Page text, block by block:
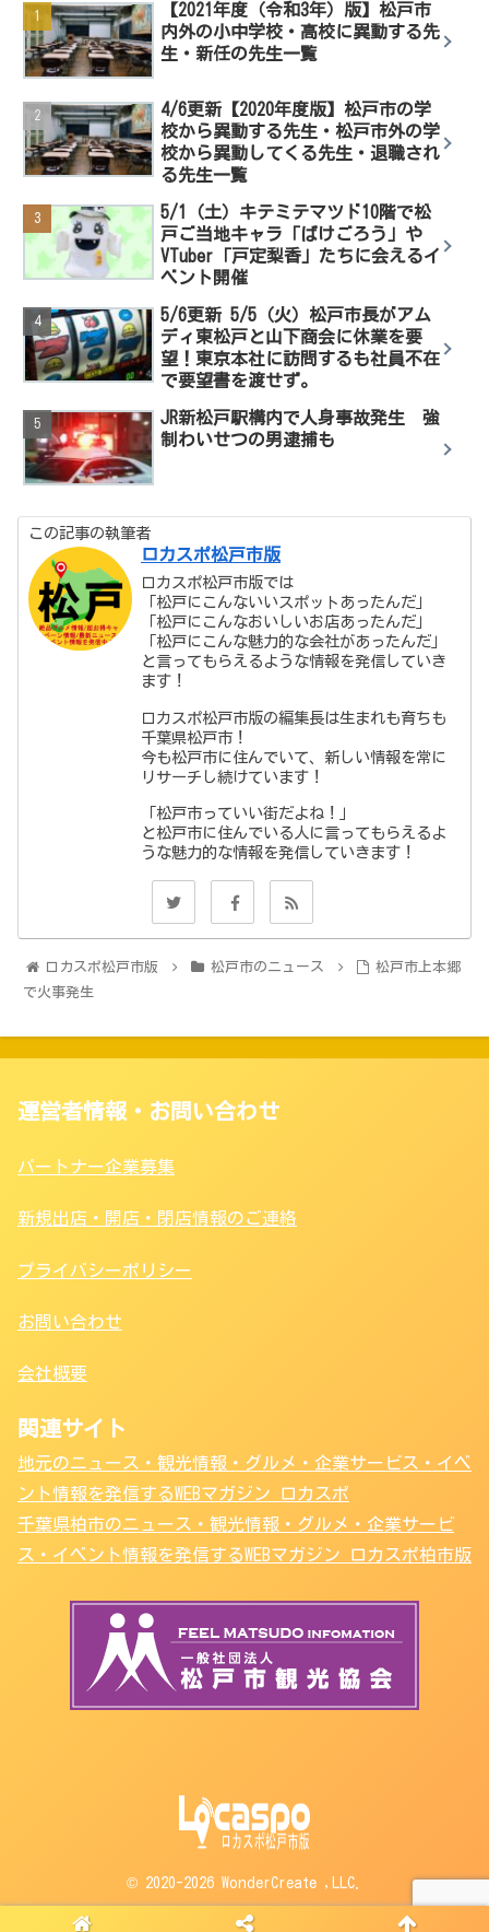
【2021年度（令和3年）版】松戸市
内外の小中学校・高校に異動する先
生・新任の先生一覧
4/6更新【2020年度版】松戸市の学
校から異動する先生・松戸市外の学
校から異動してくる先生・退職され
る先生一覧
5/1（土）キテミテマツド10階で松
戸ご当地キャラ「ばけごろう」や
VTuber「戸定梨香」たちに会えるイ
ベント開催
5/6更新 5/5（火）松戸市長がアム
ディ東松戸と山下商会に休業を要
望！東京本社に訪問するも社員不在
で要望書を渡せず。
JR新松戸駅構内で人身事故発生 強
制わいせつの男逮捕も
この記事の執筆者
ロカスポ松戸市版
ロカスポ松戸市版では
「松戸にこんないいスポットあったんだ」
「松戸にこんなおいしいお店あったんだ」
「松戸にこんな魅力的な会社があったんだ」
と言ってもらえるような情報を発信していき
ます！
ロカスポ松戸市版の編集長は生まれも育ちも
千葉県松戸市！
今も松戸市に住んでいて、新しい情報を常に
リサーチし続けています！
「松戸市っていい街だよね！」
と松戸市に住んでいる人に言ってもらえるよ
うな魅力的な情報を発信していきます！
ロカスポ松戸市版 松戸市のニュース
松戸市上本郷
で火事発生
運営者情報・お問い合わせ
パートナー企業募集
新規出店・開店・閉店情報のご連絡
プライバシーポリシー
お問い合わせ
会社概要
関連サイト
地元のニュース・観光情報・グルメ・企業サービス・イベ
ント情報を発信するWEBマガジン ロカスポ
千葉県柏市のニュース・観光情報・グルメ・企業サービ
ス・イベント情報を発信するWEBマガジン ロカスポ柏市版
© 2020-2026 WonderCreate ,LLC.